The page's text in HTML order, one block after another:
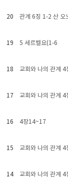
20 관계 6징 1-2 산 오
19 5 세르벨요(1-6
18 교회와 나의 관계
17 교회와 나의 관계
16 4장14~17
15 교회와 나의 관계
14 교회와 나의 관계